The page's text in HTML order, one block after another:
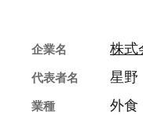
企業名 株式
代表者名 星
業種 外食